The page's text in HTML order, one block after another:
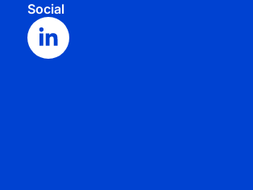
Social